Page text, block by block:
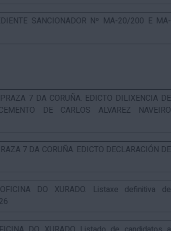
SANCIONADOR Nº MA-20/200 E MA-
7 DA CORUÑA. EDICTO DILIXENCIA DE
DE CARLOS ALVAREZ NAVEIRO
7 DA CORUÑA. EDICTO DECLARACIÓN DE
DO XURADO. Listaxe definitiva de